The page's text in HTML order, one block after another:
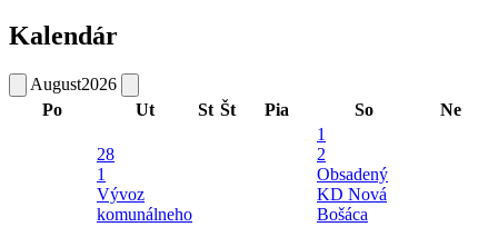
Kalendár
August2026
Po
Ut St Št Pia So Ne
28
1
Vývoz
komunálneho
1
2
Obsadený
KD Nová
Bošáca